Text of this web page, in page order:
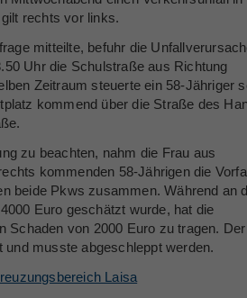
rechts vor links.
mitteilte, befuhr die
Uhr die Schulstraße aus Richtung
Zeitraum steuerte ein 58-Jähriger
kommend über die Straße des
zu beachten, nahm die Frau aus
kommenden 58-Jährigen die
beide Pkws zusammen. Während an
Euro geschätzt wurde, hat die
Schaden von 2000 Euro zu tragen.
und musste abgeschleppt werden.
Laisa